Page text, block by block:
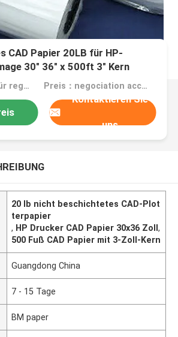
CAD Papier 20LB für HP-
30" 36" x 500ft 3" Kern
MOQ：5 Rollen für regualr Größe, 200 Rollen für Sondergröße Preis：negociation according to size, quantity and gsm
Kontaktieren Sie
uns
20 lb nicht beschichtetes CAD-Plot
terpapier
, HP Drucker CAD Papier 30x36 Zoll,
500 Fuß CAD Papier mit 3-Zoll-Kern
Guangdong China
7 - 15 Tage
BM paper